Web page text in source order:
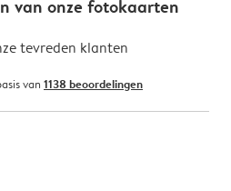
van onze fotokaarten
tevreden klanten
van 1138 beoordelingen